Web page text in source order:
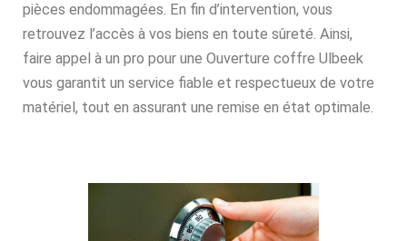
pièces endommagées. En fin d’intervention, vous
retrouvez l’accès à vos biens en toute sûreté. Ainsi,
faire appel à un pro pour une Ouverture coffre Ulbeek
vous garantit un service fiable et respectueux de votre
matériel, tout en assurant une remise en état optimale.